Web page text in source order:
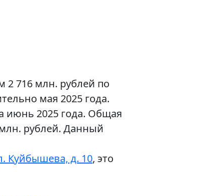
2 716 млн. рублей по
мая 2025 года.
июнь 2025 года. Общая
рублей. Данный
Куйбышева, д. 10, это